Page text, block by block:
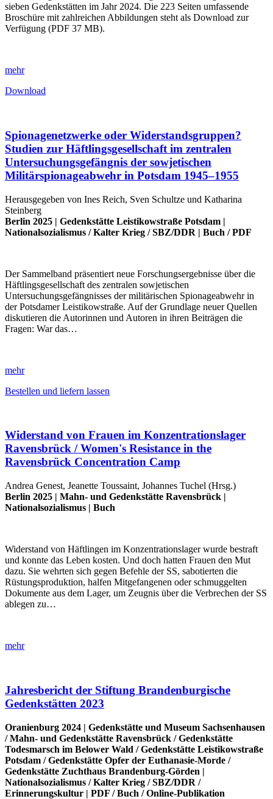
sieben Gedenkstätten im Jahr 2024. Die 223 Seiten umfassende
Broschüre mit zahlreichen Abbildungen steht als Download zur
Verfügung (PDF 37 MB).
mehr
Download
Spionagenetzwerke oder Widerstandsgruppen?
Studien zur Häftlingsgesellschaft im zentralen
Untersuchungsgefängnis der sowjetischen
Militärspionageabwehr in Potsdam 1945–1955
Herausgegeben von Ines Reich, Sven Schultze und Katharina
Steinberg
Berlin 2025 | Gedenkstätte Leistikowstraße Potsdam |
Nationalsozialismus /Kalter Krieg /SBZ/DDR | Buch /PDF
Der Sammelband präsentiert neue Forschungsergebnisse über die
Häftlingsgesellschaft des zentralen sowjetischen
Untersuchungsgefängnisses der militärischen Spionageabwehr in
der Potsdamer Leistikowstraße. Auf der Grundlage neuer Quellen
diskutieren die Autorinnen und Autoren in ihren Beiträgen die
Fragen: War das…
mehr
Bestellen und liefern lassen
Widerstand von Frauen im Konzentrationslager
Ravensbrück / Women's Resistance in the
Ravensbrück Concentration Camp
Andrea Genest, Jeanette Toussaint, Johannes Tuchel (Hrsg.)
Berlin 2025 | Mahn- und Gedenkstätte Ravensbrück |
Nationalsozialismus | Buch
Widerstand von Häftlingen im Konzentrationslager wurde bestraft
und konnte das Leben kosten. Und doch hatten Frauen den Mut
dazu. Sie wehrten sich gegen Befehle der SS, sabotierten die
Rüstungsproduktion, halfen Mitgefangenen oder schmuggelten
Dokumente aus dem Lager, um Zeugnis über die Verbrechen der SS
ablegen zu…
mehr
Jahresbericht der Stiftung Brandenburgische
Gedenkstätten 2023
Oranienburg 2024 | Gedenkstätte und Museum Sachsenhausen
/Mahn- und Gedenkstätte Ravensbrück /Gedenkstätte
Todesmarsch im Belower Wald /Gedenkstätte Leistikowstraße
Potsdam /Gedenkstätte Opfer der Euthanasie-Morde /
Gedenkstätte Zuchthaus Brandenburg-Görden |
Nationalsozialismus /Kalter Krieg /SBZ/DDR /
Erinnerungskultur | PDF /Buch /Online-Publikation